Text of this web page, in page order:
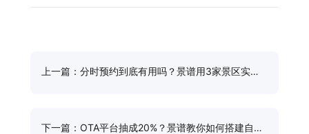
上一篇：分时预约到底有用吗？景谱用3家景区实测
下一篇：OTA平台抽成20%？景谱教你如何搭建自己